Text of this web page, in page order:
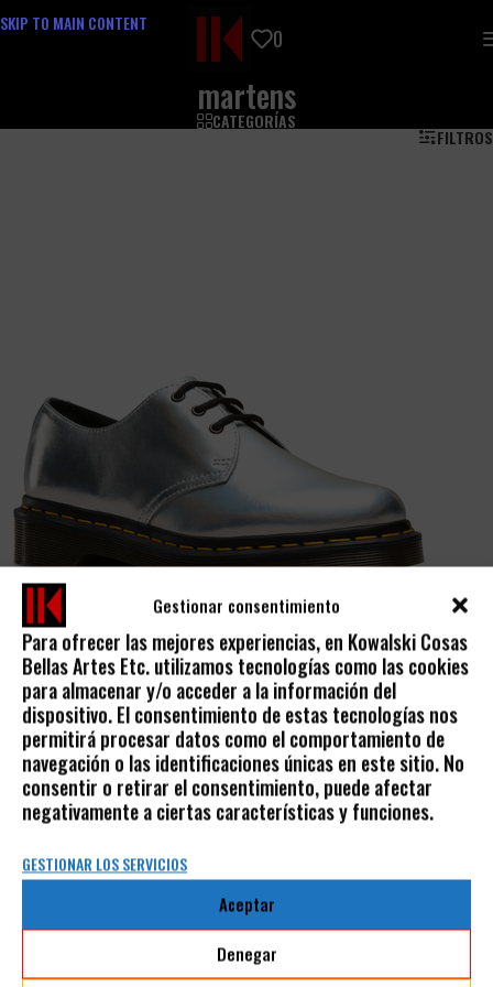
Gestionar consentimiento
Para ofrecer las mejores experiencias, en Kowalski Cosas
Bellas Artes Etc. utilizamos tecnologías como las cookies
para almacenar y/o acceder a la información del
dispositivo. El consentimiento de estas tecnologías nos
permitirá procesar datos como el comportamiento de
navegación o las identificaciones únicas en este sitio. No
consentir o retirar el consentimiento, puede afectar
negativamente a ciertas características y funciones.
GESTIONAR LOS SERVICIOS
Aceptar
Denegar
SKIP TO MAIN CONTENT
0
martens
CATEGORÍAS
FILTROS
-38%
AGOTADO
DR. MARTENS PLATA IRIDISCENTE
145,00€90,00€ IVA incluido
AVISO LEGAL
POLÍTICA DE PRIVACIDAD